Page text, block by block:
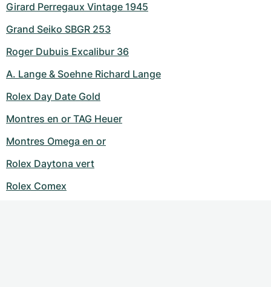
Girard Perregaux Vintage 1945
Grand Seiko SBGR 253
Roger Dubuis Excalibur 36
A. Lange & Soehne Richard Lange
Rolex Day Date Gold
Montres en or TAG Heuer
Montres Omega en or
Rolex Daytona vert
Rolex Comex